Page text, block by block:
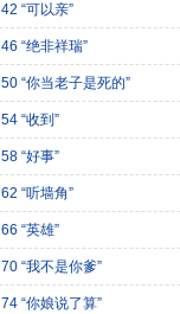
42 “可以亲”
46 “绝非祥瑞”
50 “你当老子是死的”
54 “收到”
58 “好事”
62 “听墙角”
66 “英雄”
70 “我不是你爹”
74 “你娘说了算”